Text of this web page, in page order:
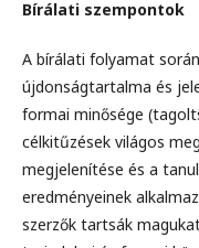
Bírálati szempontok
A bírálati folyamat
újdonságtartalma és
formai minősége
célkitűzések világos
megjelenítése és a
eredményeinek
szerzők tartsák